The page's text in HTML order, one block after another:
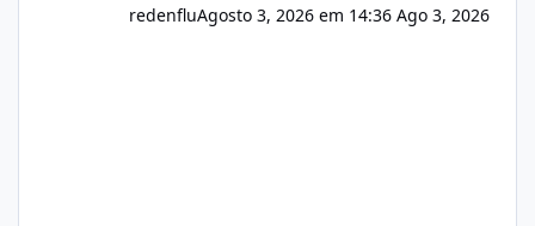
redenfluAgosto 3, 2026 em 14:36 Ago 3, 2026